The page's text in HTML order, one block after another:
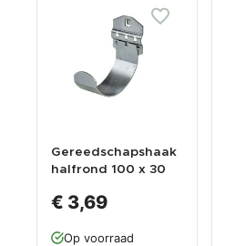
Gereedschapshaak
halfrond 100 x 30
gereedschapsbord
€ 3,69
Op voorraad